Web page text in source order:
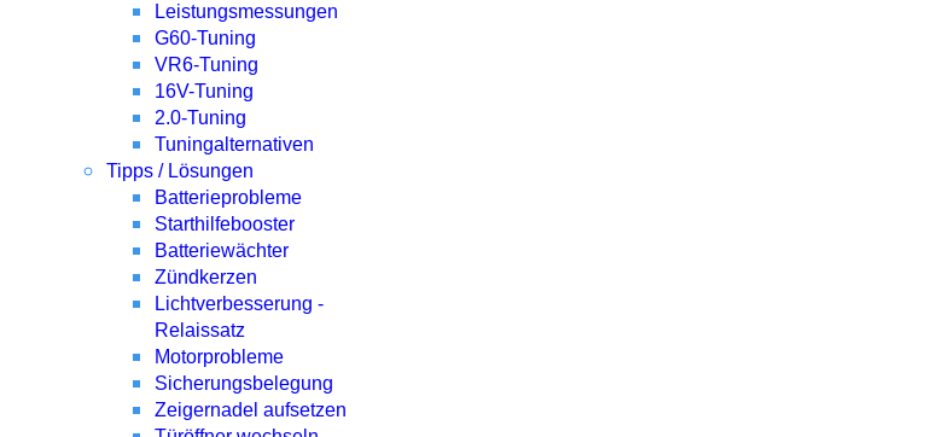
Leistungsmessungen
G60-Tuning
VR6-Tuning
16V-Tuning
2.0-Tuning
Tuningalternativen
Tipps / Lösungen
Batterieprobleme
Starthilfebooster
Batteriewächter
Zündkerzen
Lichtverbesserung -
Relaissatz
Motorprobleme
Sicherungsbelegung
Zeigernadel aufsetzen